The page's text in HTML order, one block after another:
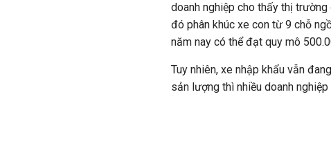
doanh nghiệp cho thấy thị
đó phân khúc xe con từ 9 chỗ
năm nay có thể đạt quy mô
Tuy nhiên, xe nhập khẩu vẫn
sản lượng thì nhiều doanh